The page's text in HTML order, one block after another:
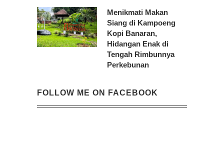
Menikmati Makan
Siang di Kampoeng
Kopi Banaran,
Hidangan Enak di
Tengah Rimbunnya
Perkebunan
FOLLOW ME ON FACEBOOK